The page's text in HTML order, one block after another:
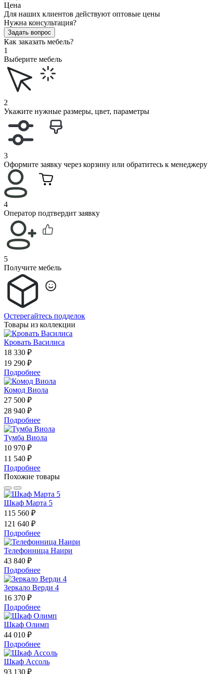
Цена
Для наших клиентов действуют оптовые цены
Нужна консультация?
Задать вопрос
Как заказать мебель?
1
Выберите мебель
2
Укажите нужные размеры, цвет, параметры
3
Оформите заявку через корзину или обратитесь к менеджеру
4
Оператор подтвердит заявку
5
Получите мебель
Остерегайтесь подделок
Товары из коллекции
Кровать Василиса
18 330 ₽
19 290 ₽
Подробнее
Комод Виола
27 500 ₽
28 940 ₽
Подробнее
Тумба Виола
10 970 ₽
11 540 ₽
Подробнее
Похожие товары
Шкаф Марта 5
115 560 ₽
121 640 ₽
Подробнее
Телефонница Наири
43 840 ₽
Подробнее
Зеркало Верди 4
16 370 ₽
Подробнее
Шкаф Олимп
44 010 ₽
Подробнее
Шкаф Ассоль
93 130 ₽